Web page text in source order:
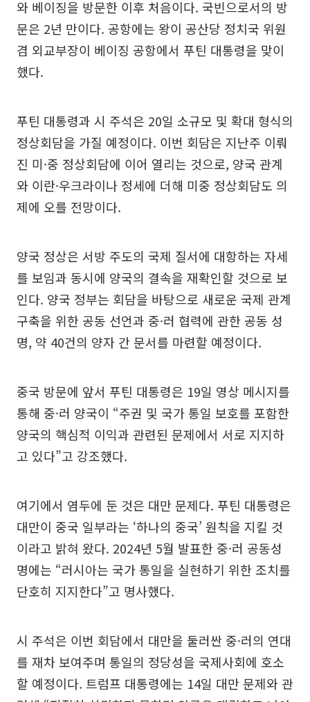
와 베이징을 방문한 이후 처음이다. 국빈으로서의 방
문은 2년 만이다. 공항에는 왕이 공산당 정치국 위원
겸 외교부장이 베이징 공항에서 푸틴 대통령을 맞이
했다.
푸틴 대통령과 시 주석은 20일 소규모 및 확대 형식의
정상회담을 가질 예정이다. 이번 회담은 지난주 이뤄
진 미·중 정상회담에 이어 열리는 것으로, 양국 관계
와 이란·우크라이나 정세에 더해 미중 정상회담도 의
제에 오를 전망이다.
양국 정상은 서방 주도의 국제 질서에 대항하는 자세
를 보임과 동시에 양국의 결속을 재확인할 것으로 보
인다. 양국 정부는 회담을 바탕으로 새로운 국제 관계
구축을 위한 공동 선언과 중·러 협력에 관한 공동 성
명, 약 40건의 양자 간 문서를 마련할 예정이다.
중국 방문에 앞서 푸틴 대통령은 19일 영상 메시지를
통해 중·러 양국이 “주권 및 국가 통일 보호를 포함한
양국의 핵심적 이익과 관련된 문제에서 서로 지지하
고 있다”고 강조했다.
여기에서 염두에 둔 것은 대만 문제다. 푸틴 대통령은
대만이 중국 일부라는 ‘하나의 중국’ 원칙을 지킬 것
이라고 밝혀 왔다. 2024년 5월 발표한 중·러 공동성
명에는 “러시아는 국가 통일을 실현하기 위한 조치를
단호히 지지한다”고 명사했다.
시 주석은 이번 회담에서 대만을 둘러싼 중·러의 연대
를 재차 보여주며 통일의 정당성을 국제사회에 호소
할 예정이다. 트럼프 대통령에는 14일 대만 문제와 관